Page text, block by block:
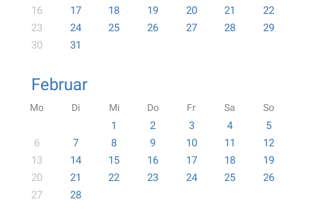
16
17 18 19 20 21
22
23
24 25 26 27 28
29
30
31
Februar
Mo Di Mi Do Fr Sa So
1 2 3 4
5
6
7 8 9 10 11
12
13
14 15 16 17 18
19
20
21 22 23 24 25
26
27
28